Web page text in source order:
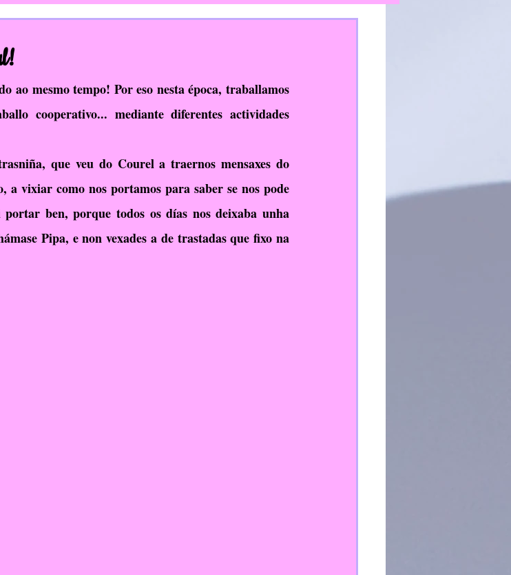
COVID-19
TIC EAEC PDC
Escola Verde TEI PFPP
ao mesmo tempo! Por eso nesta época, traballamos
cooperativo... mediante diferentes actividades
que veu do Courel a traernos mensaxes do
a vixiar como nos portamos para saber se nos pode
ben, porque todos os días nos deixaba unha
Pipa, e non vexades a de trastadas que fixo na